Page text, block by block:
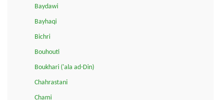
Baydawi
Bayhaqi
Bichri
Bouhouti
Boukhari ('ala ad-Din)
Chahrastani
Chami